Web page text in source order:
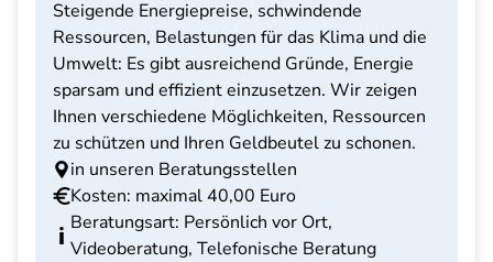
Steigende Energiepreise, schwindende
Ressourcen, Belastungen für das Klima und die
Umwelt: Es gibt ausreichend Gründe, Energie
sparsam und effizient einzusetzen. Wir zeigen
Ihnen verschiedene Möglichkeiten, Ressourcen
zu schützen und Ihren Geldbeutel zu schonen.
in unseren Beratungsstellen
Kosten: maximal 40,00 Euro
Beratungsart: Persönlich vor Ort,
Videoberatung, Telefonische Beratung